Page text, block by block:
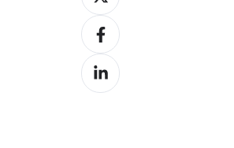
on
XShare
on
Facebook
Share
on